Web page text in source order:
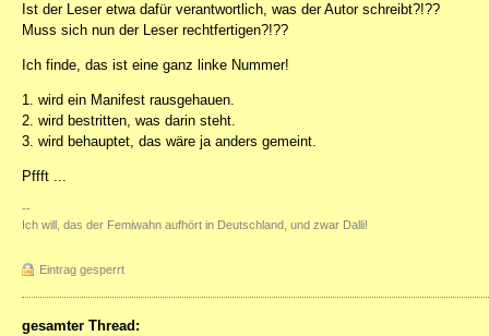
Ist der Leser etwa dafür verantwortlich, was der Autor schreibt?!??
Muss sich nun der Leser rechtfertigen?!??
Ich finde, das ist eine ganz linke Nummer!
1. wird ein Manifest rausgehauen.
2. wird bestritten, was darin steht.
3. wird behauptet, das wäre ja anders gemeint.
Pffft ...
--
Ich will, das der Femiwahn aufhört in Deutschland, und zwar Dalli!
Eintrag gesperrt
gesamter Thread: